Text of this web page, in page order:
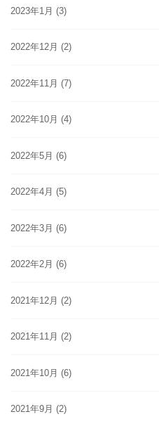
2023年1月 (3)
2022年12月 (2)
2022年11月 (7)
2022年10月 (4)
2022年5月 (6)
2022年4月 (5)
2022年3月 (6)
2022年2月 (6)
2021年12月 (2)
2021年11月 (2)
2021年10月 (6)
2021年9月 (2)